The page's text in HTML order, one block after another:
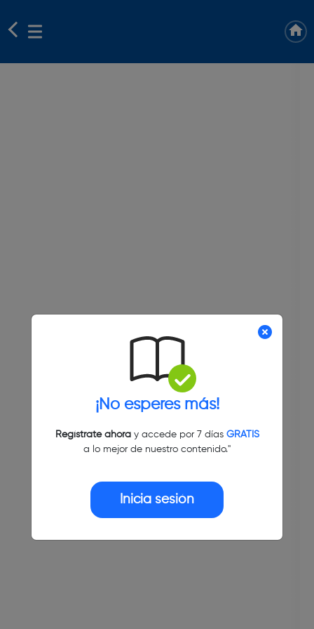
¡No esperes más!
Regístrate ahoray accede por 7 días GRATIS
a lo mejor de nuestro contenido."
Inicia sesión